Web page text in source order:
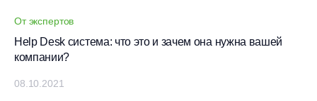
От экспертов
Help Desk система: что это и зачем она нужна вашей
компании?
08.10.2021